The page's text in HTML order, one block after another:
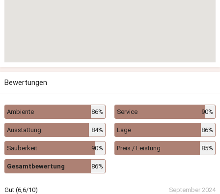
Bewertungen
Ambiente 86% Service 90%
Ausstattung 84% Lage 86%
Sauberkeit 90% Preis / Leistung 85%
Gesamtbewertung 86%
Gut (6,6/10) September 2024